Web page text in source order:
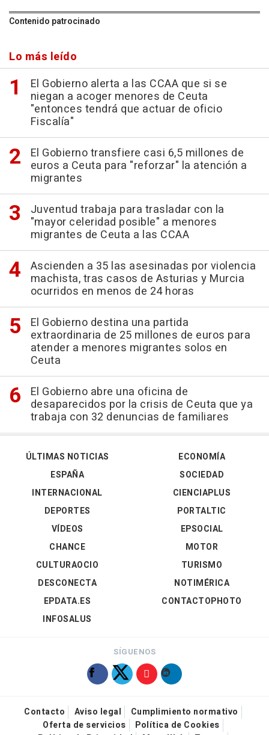
Contenido patrocinado
Lo más leído
El Gobierno alerta a las CCAA que si se
niegan a acoger menores de Ceuta
"entonces tendrá que actuar de oficio
Fiscalía"
El Gobierno transfiere casi 6,5 millones de
euros a Ceuta para "reforzar" la atención a
migrantes
Juventud trabaja para trasladar con la
"mayor celeridad posible" a menores
migrantes de Ceuta a las CCAA
Ascienden a 35 las asesinadas por violencia
machista, tras casos de Asturias y Murcia
ocurridos en menos de 24 horas
El Gobierno destina una partida
extraordinaria de 25 millones de euros para
atender a menores migrantes solos en
Ceuta
El Gobierno abre una oficina de
desaparecidos por la crisis de Ceuta que ya
trabaja con 32 denuncias de familiares
ÚLTIMAS NOTICIAS
ESPAÑA
INTERNACIONAL
DEPORTES
VÍDEOS
ECONOMÍA
SOCIEDAD
CIENCIAPLUS
PORTALTIC
EPSOCIAL
CHANCE
CULTURAOCIO
DESCONECTA
EPDATA.ES
INFOSALUS
MOTOR
TURISMO
NOTIMÉRICA
CONTACTOPHOTO
SÍGUENOS
Contacto Aviso legal
Cumplimiento normativo
Oferta de servicios
Política de Cookies